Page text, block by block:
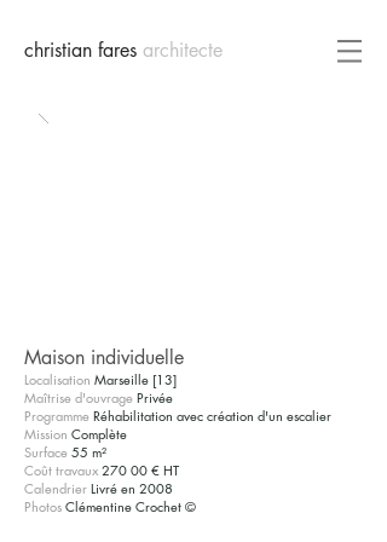
christian fares architecte
Maison individuelle
Localisation Marseille [13]
Maîtrise d'ouvrage Privée
Programme Réhabilitation avec création d'un escalier
Mission Complète
Surface 55 m²
Coût travaux 270 00 € HT
Calendrier Livré en 2008
Photos Clémentine Crochet ©